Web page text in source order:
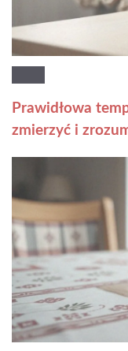
Prawidłowa
zmierzyć i